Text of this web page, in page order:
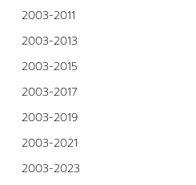
2003-2011
2003-2013
2003-2015
2003-2017
2003-2019
2003-2021
2003-2023